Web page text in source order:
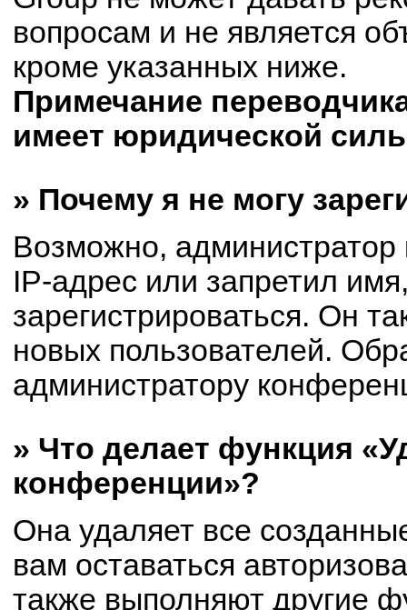
вопросам и не является
кроме указанных ниже.
Примечание
имеет юридической
» Почему я не могу
Возможно,
IP-адрес или запретил
зарегистрироваться. Он
новых пользователей.
администратору
» Что делает функция
конференции»?
Она удаляет все
вам оставаться
также выполняют другие